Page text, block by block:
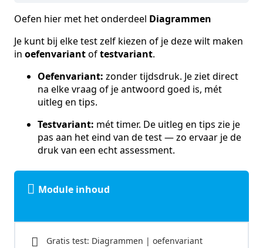
Oefen hier met het onderdeel Diagrammen
Je kunt bij elke test zelf kiezen of je deze wilt maken
in oefenvariantoftestvariant.
Oefenvariant: zonder tijdsdruk. Je ziet direct
na elke vraag of je antwoord goed is, mét
uitleg en tips.
Testvariant: mét timer. De uitleg en tips zie je
pas aan het eind van de test — zo ervaar je de
druk van een echt assessment.
Module inhoud
Gratis test: Diagrammen | oefenvariant